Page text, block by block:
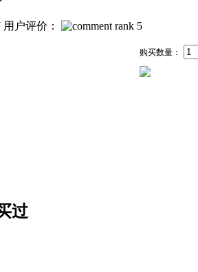
用户评价：
购买数量：
过